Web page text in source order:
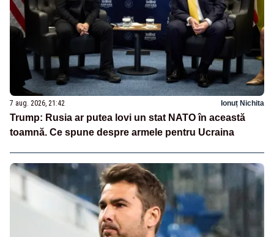
7 aug. 2026, 21:42 Ionuț Nichita
Trump: Rusia ar putea lovi un stat NATO în această
toamnă. Ce spune despre armele pentru Ucraina